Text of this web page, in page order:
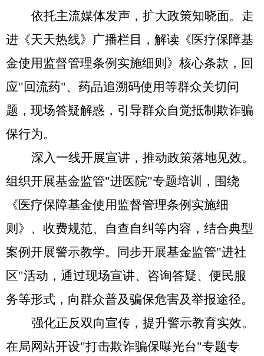
依托主流媒体发声，扩大政策知晓面。 走
进《天天热线》广播栏目，解读《医疗保障基
金使用监督管理条例实施细则》核心条款，回
应"回流药"、药品追溯码使用等群众关切问
题，现场答疑解惑，引导群众自觉抵制欺诈骗
保行为。
深入一线开展宣讲，推动政策落地见效。
组织开展基金监管"进医院"专题培训，围绕
《医疗保障基金使用监督管理条例实施细
则》、收费规范、自查自纠等内容，结合典型
案例开展警示教学。同步开展基金监管"进社
区"活动，通过现场宣讲、咨询答疑、便民服
务等形式，向群众普及骗保危害及举报途径。
强化正反双向宣传，提升警示教育实效。
在局网站开设"打击欺诈骗保曝光台"专题专